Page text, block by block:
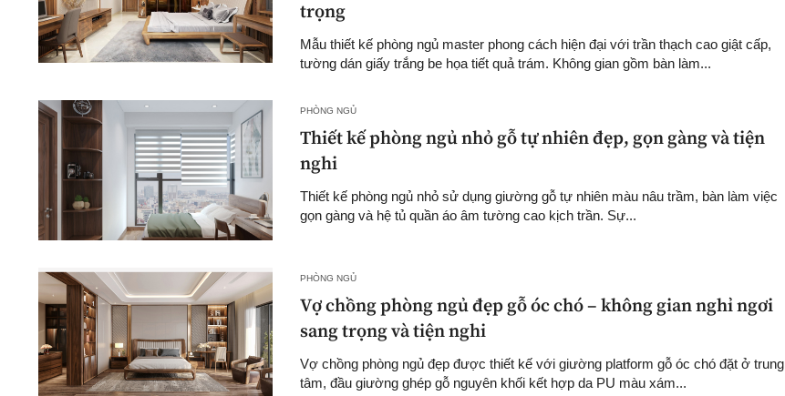
trọng
Mẫu thiết kế phòng ngủ master phong cách hiện đại với trần thạch cao giật cấp,
tường dán giấy trắng be họa tiết quả trám. Không gian gồm bàn làm...
PHÒNG NGỦ
Thiết kế phòng ngủ nhỏ gỗ tự nhiên đẹp, gọn gàng và tiện
nghi
Thiết kế phòng ngủ nhỏ sử dụng giường gỗ tự nhiên màu nâu trầm, bàn làm việc
gọn gàng và hệ tủ quần áo âm tường cao kịch trần. Sự...
PHÒNG NGỦ
Vợ chồng phòng ngủ đẹp gỗ óc chó – không gian nghỉ ngơi
sang trọng và tiện nghi
Vợ chồng phòng ngủ đẹp được thiết kế với giường platform gỗ óc chó đặt ở trung
tâm, đầu giường ghép gỗ nguyên khối kết hợp da PU màu xám...